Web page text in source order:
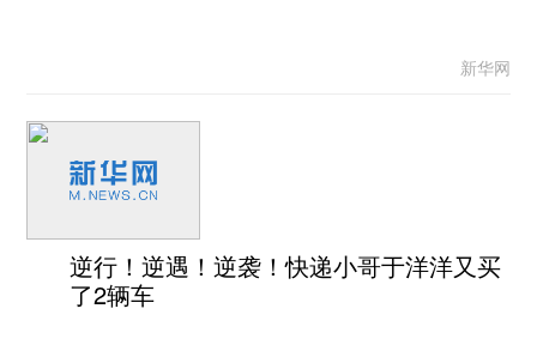
新华网
逆行！逆遇！逆袭！快递小哥于洋洋又买
了2辆车